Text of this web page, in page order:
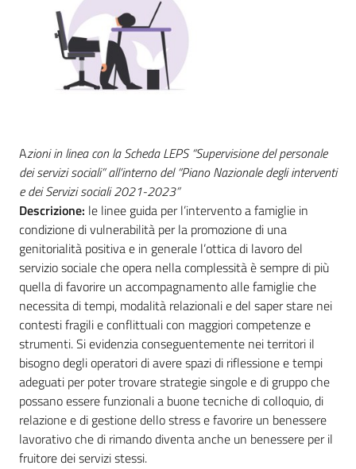
Sostieni
Tutti
gli
argomenti
Azioni in linea con la Scheda LEPS “Supervisione del personale
dei servizi sociali” all’interno del “Piano Nazionale degli interventi
e dei Servizi sociali 2021-2023”
Descrizione: le linee guida per l’intervento a famiglie in
condizione di vulnerabilità per la promozione di una
genitorialità positiva e in generale l’ottica di lavoro del
servizio sociale che opera nella complessità è sempre di più
quella di favorire un accompagnamento alle famiglie che
necessita di tempi, modalità relazionali e del saper stare nei
contesti fragili e conflittuali con maggiori competenze e
strumenti. Si evidenzia conseguentemente nei territori il
bisogno degli operatori di avere spazi di riflessione e tempi
adeguati per poter trovare strategie singole e di gruppo che
possano essere funzionali a buone tecniche di colloquio, di
relazione e di gestione dello stress e favorire un benessere
lavorativo che di rimando diventa anche un benessere per il
fruitore dei servizi stessi.